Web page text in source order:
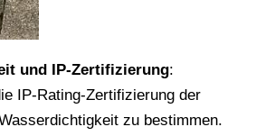
und IP-Zertifizierung:
IP-Rating-Zertifizierung der
zu bestimmen.